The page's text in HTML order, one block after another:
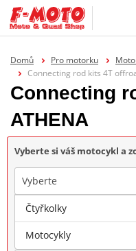
Domů Pro motorku
Connecting rod kits 4T
Connecting
ATHENA
Vyberte si váš motocykl a
Vyberte
Značka
Čtyřkolky
Motocykly